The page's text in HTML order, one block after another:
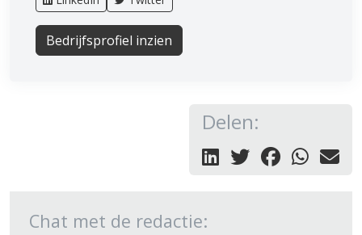
Bedrijfsprofiel inzien
Delen:
Chat met de redactie: